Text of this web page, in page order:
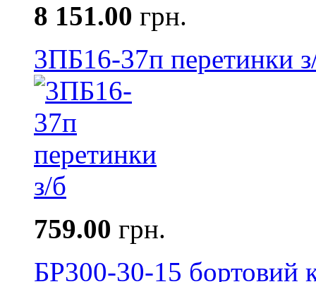
8 151.00 грн.
3ПБ16-37п перетинки
759.00 грн.
БР300-30-15 бортовий